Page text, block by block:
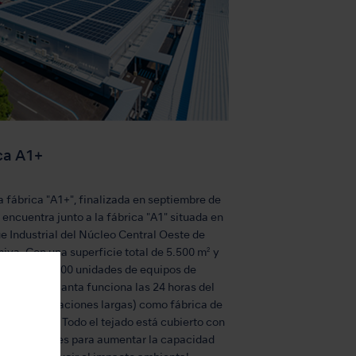
A1+
fábrica "A1+", finalizada en septiembre de
encuentra junto a la fábrica "A1" situada en
Industrial del Núcleo Central Oeste de
Con una superficie total de 5.500 m² y
100 unidades de equipos de
la planta funciona las 24 horas del
en vacaciones largas) como fábrica de
precisión. Todo el tejado está cubierto con
solares para aumentar la capacidad